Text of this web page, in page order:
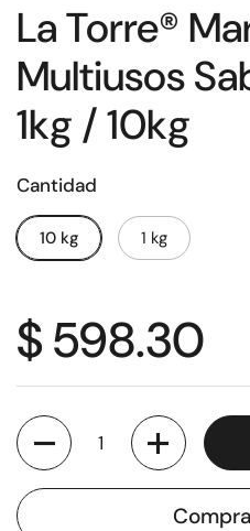
La Torre®
Multiusos
1kg / 10kg
Cantidad
10 kg 1 kg
$ 598.30
Cantidad